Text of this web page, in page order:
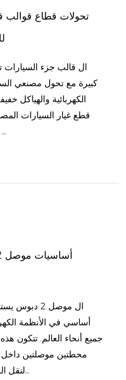
تحولات قطاع قوالب
ال قالب جزء السيارات
كبيرة مع تحول مصنعي
الكهربائية والهياكل
قطع غيار السيارات
الداخلي التقليدية عن ...
ال موصل 2
أساسي في الأنظمة
جميع أنحاء العالم. تتكون
محطتين موصلتين
لنقل الطاقة أو الإشارات بي...